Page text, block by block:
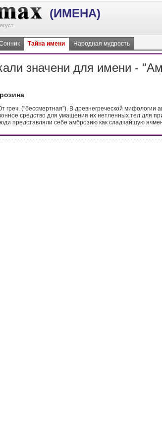
(ИМЕНА)
Тайна имени Народная мудрость
значени для имени -
греч. ("бессмертная"). В древнегреческой мифологии
средство для умащения их нетленных тел для
представляли себе амброзию как сладчайшую